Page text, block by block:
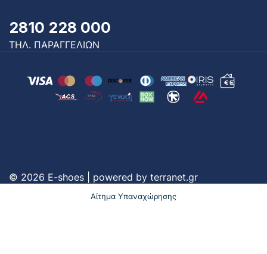
2810 228 000
ΤΗΛ. ΠΑΡΑΓΓΕΛΙΩΝ
© 2026 E-shoes | powered by terranet.gr
Αίτημα Υπαναχώρησης